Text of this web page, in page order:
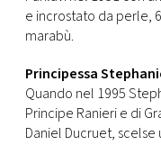
e incrostato da perle,
marabù.
Principessa
Quando nel 1995
Principe Ranieri e di
Daniel Ducruet, scelse